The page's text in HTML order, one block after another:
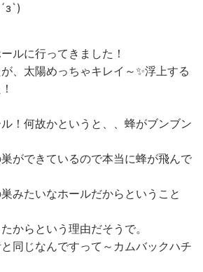
ルに行ってきました！
、太陽めっちゃキレイ～✨浮上する
！何故かというと、、蜂がブンブン
ができているので本当に蜂が飛んで
みたいなホールだからということ
からという理由だそうで。
同じなんですって～カムバックハチ